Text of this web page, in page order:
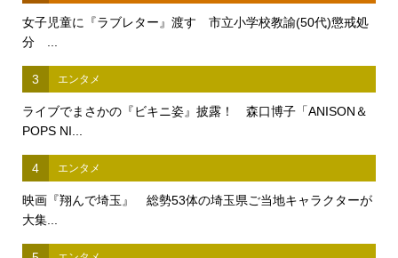
女子児童に『ラブレター』渡す 市立小学校教諭(50代)懲戒処
分 ...
3 エンタメ
ライブでまさかの『ビキニ姿』披露！ 森口博子「ANISON＆
POPS NI...
4 エンタメ
映画『翔んで埼玉』 総勢53体の埼玉県ご当地キャラクターが
大集...